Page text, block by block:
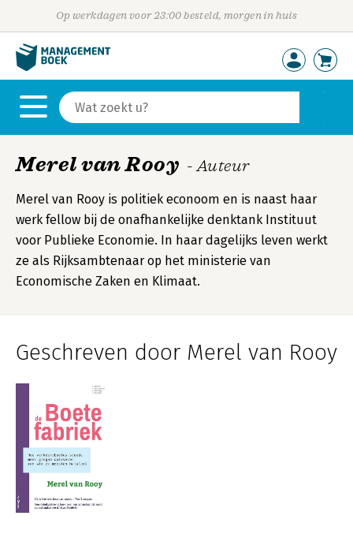
Op werkdagen voor 23:00 besteld, morgen in huis
Merel van Rooy - Auteur
Merel van Rooy is politiek econoom en is naast haar
werk fellow bij de onafhankelijke denktank Instituut
voor Publieke Economie. In haar dagelijks leven werkt
ze als Rijksambtenaar op het ministerie van
Economische Zaken en Klimaat.
Geschreven door Merel van Rooy